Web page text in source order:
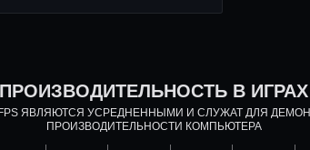
ПРОИЗВОДИТЕЛЬНОСТЬ В ИГРАХ
ЯВЛЯЮТСЯ УСРЕДНЕННЫМИ И СЛУЖАТ ДЛЯ
ПРОИЗВОДИТЕЛЬНОСТИ КОМПЬЮТЕРА